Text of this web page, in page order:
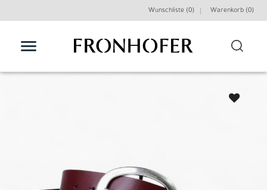
Wunschliste (0) Warenkorb (0)